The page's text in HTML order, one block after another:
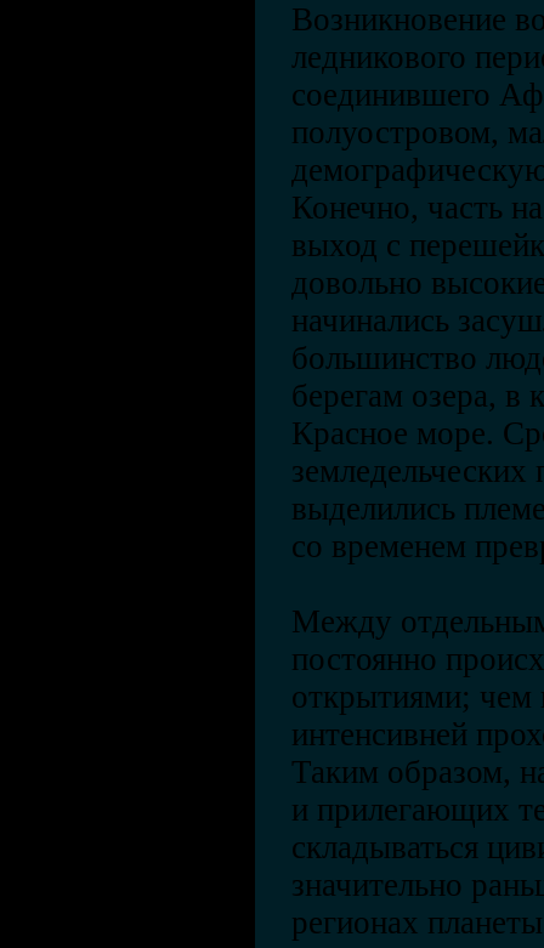
Возникновение
ледникового
соединившего
полуостровом,
Конечно, часть
выход с
довольно
начинались
большинство
берегам озера, в
Красное море.
земледельческих
выделились
со временем
Между
постоянно
открытиями; чем
интенсивней
Таким образом,
и прилегающих
складываться
значительно
регионах